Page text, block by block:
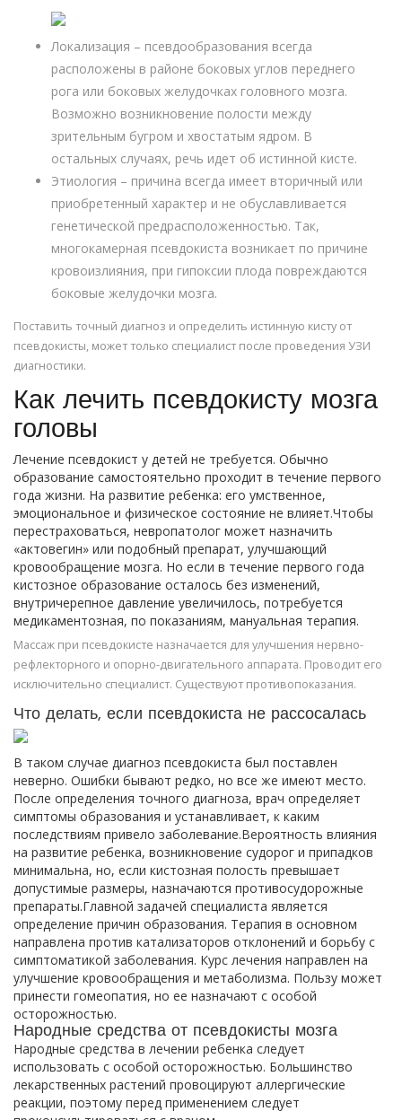
Локализация – псевдообразования всегда
расположены в районе боковых углов переднего
рога или боковых желудочках головного мозга.
Возможно возникновение полости между
зрительным бугром и хвостатым ядром. В
остальных случаях, речь идет об истинной кисте.
Этиология – причина всегда имеет вторичный или
приобретенный характер и не обуславливается
генетической предрасположенностью. Так,
многокамерная псевдокиста возникает по причине
кровоизлияния, при гипоксии плода повреждаются
боковые желудочки мозга.
Поставить точный диагноз и определить истинную кисту от
псевдокисты, может только специалист после проведения УЗИ
диагностики.
Как лечить псевдокисту мозга
головы
Лечение псевдокист у детей не требуется. Обычно
образование самостоятельно проходит в течение первого
года жизни. На развитие ребенка: его умственное,
эмоциональное и физическое состояние не влияет.Чтобы
перестраховаться, невропатолог может назначить
«актовегин» или подобный препарат, улучшающий
кровообращение мозга. Но если в течение первого года
кистозное образование осталось без изменений,
внутричерепное давление увеличилось, потребуется
медикаментозная, по показаниям, мануальная терапия.
Массаж при псевдокисте назначается для улучшения нервно-
рефлекторного и опорно-двигательного аппарата. Проводит его
исключительно специалист. Существуют противопоказания.
Что делать, если псевдокиста не рассосалась
В таком случае диагноз псевдокиста был поставлен
неверно. Ошибки бывают редко, но все же имеют место.
После определения точного диагноза, врач определяет
симптомы образования и устанавливает, к каким
последствиям привело заболевание.Вероятность влияния
на развитие ребенка, возникновение судорог и припадков
минимальна, но, если кистозная полость превышает
допустимые размеры, назначаются противосудорожные
препараты.Главной задачей специалиста является
определение причин образования. Терапия в основном
направлена против катализаторов отклонений и борьбу с
симптоматикой заболевания. Курс лечения направлен на
улучшение кровообращения и метаболизма. Пользу может
принести гомеопатия, но ее назначают с особой
осторожностью.
Народные средства от псевдокисты мозга
Народные средства в лечении ребенка следует
использовать с особой осторожностью. Большинство
лекарственных растений провоцируют аллергические
реакции, поэтому перед применением следует